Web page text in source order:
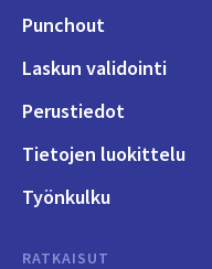
Punchout
Laskun validointi
Perustiedot
Tietojen luokittelu
Työnkulku
RATKAISUT